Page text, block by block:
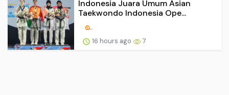
Indonesia Juara Umum Asian
Taekwondo Indonesia Ope...
16 hours ago 7